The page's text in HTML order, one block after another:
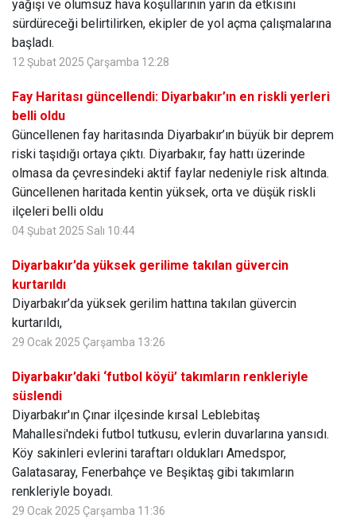
yağışı ve olumsuz hava koşullarının yarın da etkisini
sürdüreceği belirtilirken, ekipler de yol açma çalışmalarına
başladı.
12 Şubat 2025 Çarşamba 12:28
Fay Haritası güncellendi: Diyarbakır’ın en riskli yerleri
belli oldu
Güncellenen fay haritasında Diyarbakır’ın büyük bir deprem
riski taşıdığı ortaya çıktı. Diyarbakır, fay hattı üzerinde
olmasa da çevresindeki aktif faylar nedeniyle risk altında.
Güncellenen haritada kentin yüksek, orta ve düşük riskli
ilçeleri belli oldu
04 Şubat 2025 Salı 10:44
Diyarbakır’da yüksek gerilime takılan güvercin
kurtarıldı
Diyarbakır’da yüksek gerilim hattına takılan güvercin
kurtarıldı,
29 Ocak 2025 Çarşamba 13:26
Diyarbakır’daki ‘futbol köyü’ takımların renkleriyle
süslendi
Diyarbakır'ın Çınar ilçesinde kırsal Leblebitaş
Mahallesi'ndeki futbol tutkusu, evlerin duvarlarına yansıdı.
Köy sakinleri evlerini taraftarı oldukları Amedspor,
Galatasaray, Fenerbahçe ve Beşiktaş gibi takımların
renkleriyle boyadı.
29 Ocak 2025 Çarşamba 11:36